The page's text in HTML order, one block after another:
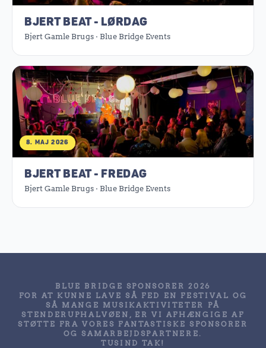
BJERT BEAT - LØRDAG
Bjert Gamle Brugs · Blue Bridge Events
8. MAJ 2026
BJERT BEAT - FREDAG
Bjert Gamle Brugs · Blue Bridge Events
BLUE BRIDGE SPONSORER 2026
FOR AT KUNNE LAVE SÅ FED EN FESTIVAL OG
SÅ MANGE MUSIKAKTIVITETER PÅ
STENDERUPHALVØEN, ER VI AFHÆNGIGE AF
STØTTE FRA VORES FANTASTISKE SPONSORER
OG SAMARBEJDSPARTNERE.
TUSIND TAK!